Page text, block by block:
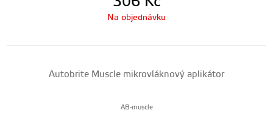
Na objednávku
Autobrite Muscle mikrovláknový aplikátor
AB-muscle